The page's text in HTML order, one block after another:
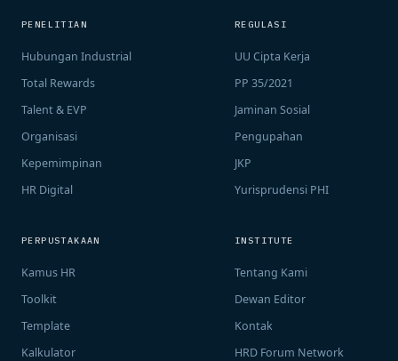
PENELITIAN
Hubungan Industrial
Total Rewards
Talent & EVP
Organisasi
Kepemimpinan
HR Digital
REGULASI
UU Cipta Kerja
PP 35/2021
Jaminan Sosial
Pengupahan
JKP
Yurisprudensi PHI
PERPUSTAKAAN
Kamus HR
Toolkit
Template
Kalkulator
INSTITUTE
Tentang Kami
Dewan Editor
Kontak
HRD Forum Network